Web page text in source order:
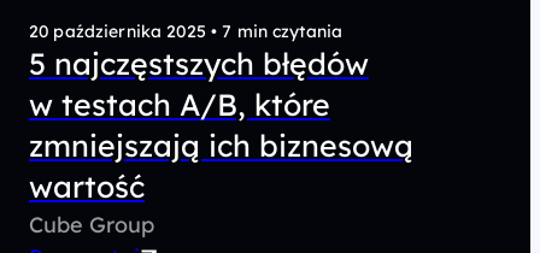
20 października 2025 • 7 min czytania
5 najczęstszych błędów
w testach A/B, które
zmniejszają ich biznesową
wartość
Cube Group